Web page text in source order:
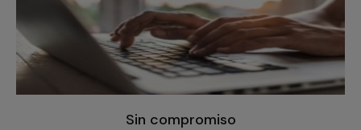
Sin compromiso